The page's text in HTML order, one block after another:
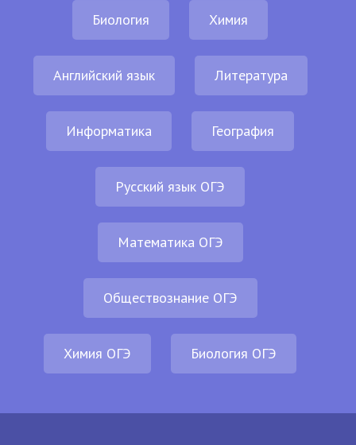
Биология Химия
Английский язык Литература
Информатика География
Русский язык ОГЭ
Математика ОГЭ
Обществознание ОГЭ
Химия ОГЭ Биология ОГЭ